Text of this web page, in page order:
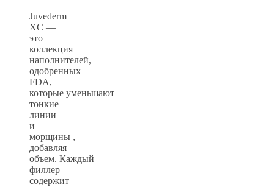
Juvederm
XC —
это
коллекция
наполнителей,
одобренных
FDA,
которые уменьшают
тонкие
линии
и
морщины ,
добавляя
объем. Каждый
филлер
содержит